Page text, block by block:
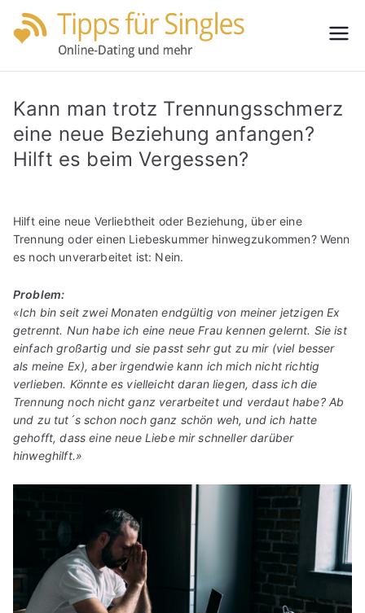
Zum
Inhalt
für
Single
Kann man trotz Trennungsschmerz
eine neue Beziehung anfangen?
Hilft es beim Vergessen?
Hilft eine neue Verliebtheit oder Beziehung, über eine
Trennung oder einen Liebeskummer hinwegzukommen? Wenn
es noch unverarbeitet ist: Nein.
Problem:
«Ich bin seit zwei Monaten endgültig von meiner jetzigen Ex
getrennt. Nun habe ich eine neue Frau kennen gelernt. Sie ist
einfach großartig und sie passt sehr gut zu mir (viel besser
als meine Ex), aber irgendwie kann ich mich nicht richtig
verlieben. Könnte es vielleicht daran liegen, dass ich die
Trennung noch nicht ganz verarbeitet und verdaut habe? Ab
und zu tut´s schon noch ganz schön weh, und ich hatte
gehofft, dass eine neue Liebe mir schneller darüber
hinweghilft.»